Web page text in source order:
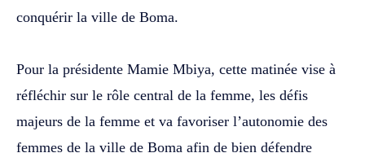
conquérir la ville de Boma.
‎Pour la présidente Mamie Mbiya, cette matinée vise à
réfléchir sur le rôle central de la femme, les défis
majeurs de la femme et va favoriser l’autonomie des
femmes de la ville de Boma afin de bien défendre